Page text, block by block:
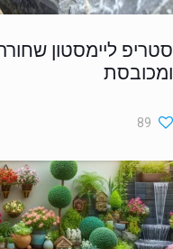
סטריפ ליימסטון
ומכובסת
89